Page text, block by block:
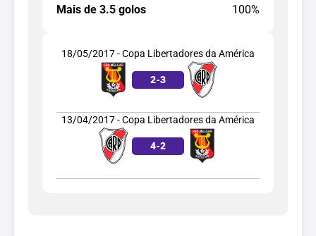
Mais de 3.5 golos
100%
18/05/2017 - Copa Libertadores da América
2-3
13/04/2017 - Copa Libertadores da América
4-2